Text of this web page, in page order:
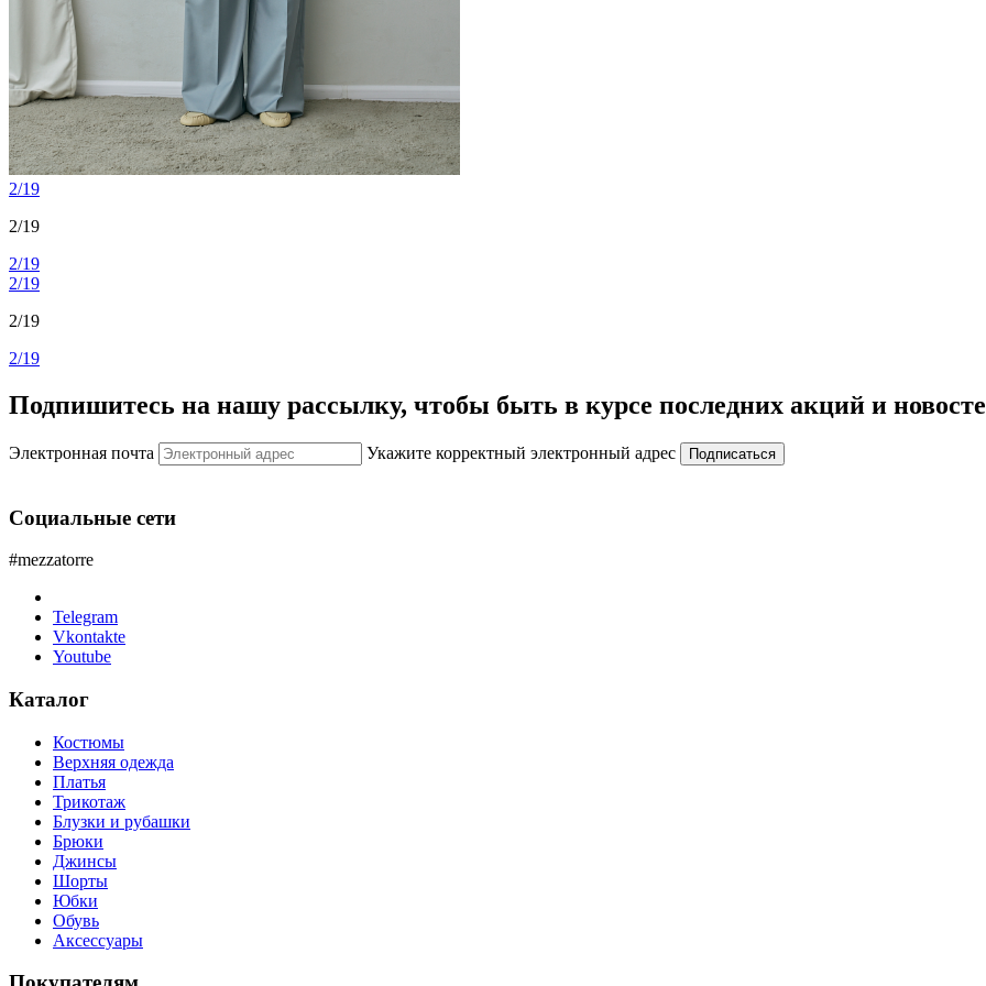
2/19
2/19
2/19
2/19
2/19
2/19
Подпишитесь на нашу рассылку, чтобы быть в курсе последних акций и
Электронная почта Укажите корректный электронный адрес Подписаться
Социальные сети
#mezzatorre
Telegram
Vkontakte
Youtube
Каталог
Костюмы
Верхняя одежда
Платья
Трикотаж
Блузки и рубашки
Брюки
Джинсы
Шорты
Юбки
Обувь
Аксессуары